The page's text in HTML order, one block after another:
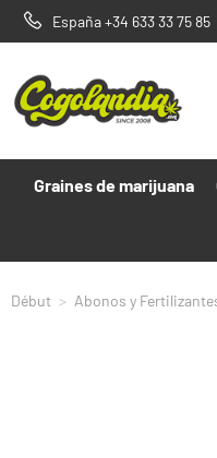
España +34 633 33 75 85
Graines de marijuana
Début Abonos y